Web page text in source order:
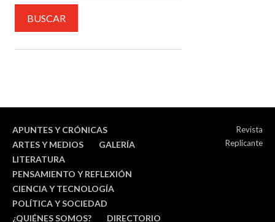
APUNTES Y CRÓNICAS
ARTES Y MEDIOS
GALERÍA
LITERATURA
PENSAMIENTO Y REFLEXIÓN
CIENCIA Y TECNOLOGÍA
POLÍTICA Y SOCIEDAD
¿QUIÉNES SOMOS?
DIRECTORIO
Revista
Replicante